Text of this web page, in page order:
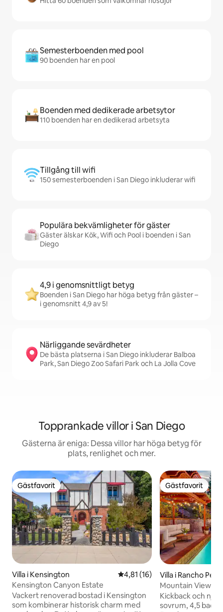
Semesterboenden med pool
90 boenden har en pool
Boenden med dedikerade arbetsytor
110 boenden har en dedikerad arbetsyta
Tillgång till wifi
150 semesterboenden i San Diego inkluderar wifi
Populära bekvämligheter för gäster
Gäster älskar Kök, Wifi och Pool i boenden i San
Diego
4,9 i genomsnittligt betyg
Boenden i San Diego har höga betyg från gäster –
i genomsnitt 4,9 av 5!
Närliggande sevärdheter
De bästa platserna i San Diego inkluderar Balboa
Park, San Diego Zoo Safari Park och La Jolla Cove
Topprankade villor i San Diego
Gästerna är eniga: Dessa villor har höga betyg för
plats, renlighet och mer.
Gästfavorit
Gästfavorit
Villa i Kensington 4,81 av 5 i genomsnittligt
4,81 (16)
Kensington Canyon Estate
Vackert renoverad bostad i Kensington
som kombinerar historisk charm med
Gästfavorit
Gästfavorit
Villa i Rancho
Mountain View
pool•Spa•2
Kickback och njut
sovrum, 4,5